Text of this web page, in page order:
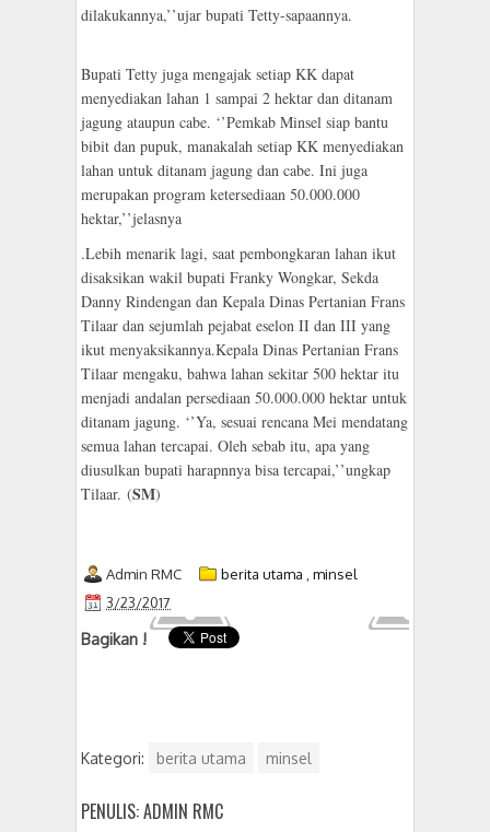
dilakukannya,’’ujar bupati Tetty-sapaannya.
Bupati Tetty juga mengajak setiap KK dapat
menyediakan lahan 1 sampai 2 hektar dan ditanam
jagung ataupun cabe. ‘’Pemkab Minsel siap bantu
bibit dan pupuk, manakalah setiap KK menyediakan
lahan untuk ditanam jagung dan cabe. Ini juga
merupakan program ketersediaan 50.000.000
hektar,’’jelasnya
.Lebih menarik lagi, saat pembongkaran lahan ikut
disaksikan wakil bupati Franky Wongkar, Sekda
Danny Rindengan dan Kepala Dinas Pertanian Frans
Tilaar dan sejumlah pejabat eselon II dan III yang
ikut menyaksikannya.Kepala Dinas Pertanian Frans
Tilaar mengaku, bahwa lahan sekitar 500 hektar itu
menjadi andalan persediaan 50.000.000 hektar untuk
ditanam jagung. ‘’Ya, sesuai rencana Mei mendatang
semua lahan tercapai. Oleh sebab itu, apa yang
diusulkan bupati harapnnya bisa tercapai,’’ungkap
Tilaar. (SM)
Admin RMC berita utama
minsel
3/23/2017
Bagikan !
Kategori: berita utama minsel
PENULIS: ADMIN RMC